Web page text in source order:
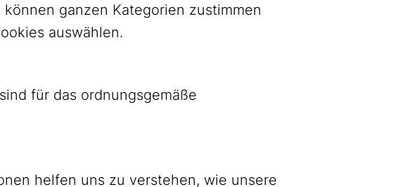
Bluesky
ganzen Kategorien zustimmen
auswählen.
für das ordnungsgemäße
helfen uns zu verstehen, wie unsere